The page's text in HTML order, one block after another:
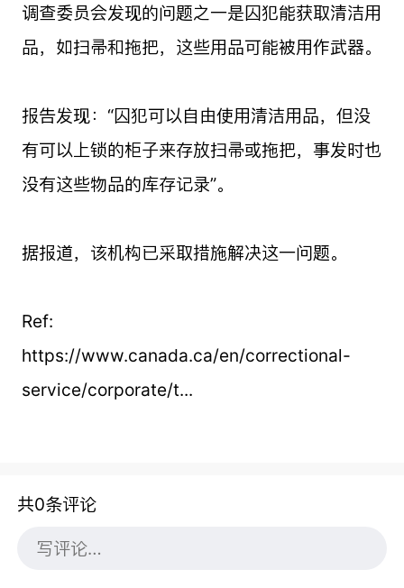
调查委员会发现的问题之一是囚犯能获取清洁用
品，如扫帚和拖把，这些用品可能被用作武器。
报告发现：“囚犯可以自由使用清洁用品，但没
有可以上锁的柜子来存放扫帚或拖把，事发时也
没有这些物品的库存记录”。
据报道，该机构已采取措施解决这一问题。
Ref:
https://www.canada.ca/en/correctional-
service/corporate/t...
共0条评论